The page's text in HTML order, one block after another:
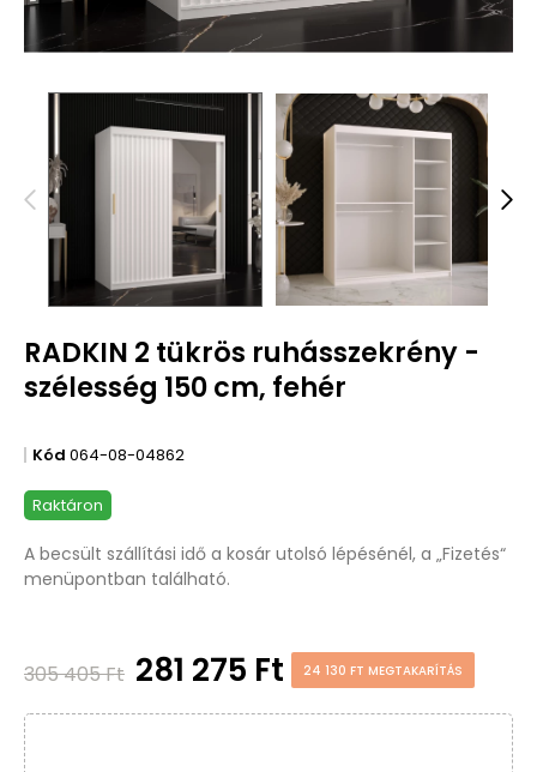
RADKIN 2 tükrös ruhásszekrény -
szélesség 150 cm, fehér
Kód 064-08-04862
Raktáron
A becsült szállítási idő a kosár utolsó lépésénél, a „Fizetés“
menüpontban található.
305 405 Ft 281 275 Ft 24 130 FT MEGTAKARÍTÁS